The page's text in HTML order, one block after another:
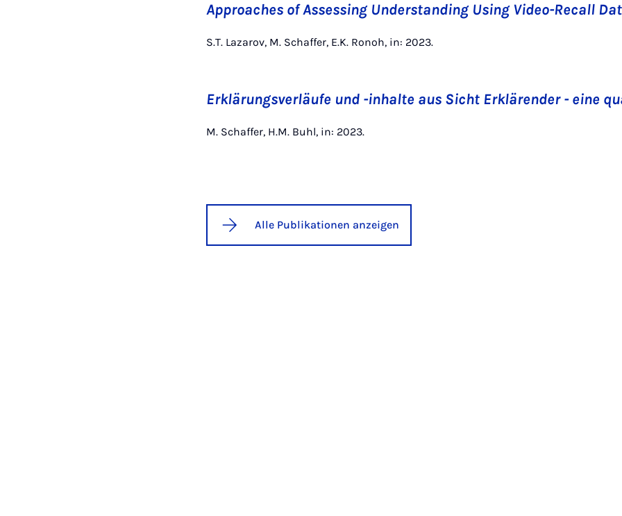
Approaches of Assessing Understanding Using Video-Recall
S.T. Lazarov, M. Schaffer, E.K. Ronoh, in: 2023.
Erklärungsverläufe und -inhalte aus Sicht Erklärender - eine
M. Schaffer, H.M. Buhl, in: 2023.
Alle Publikationen anzeigen